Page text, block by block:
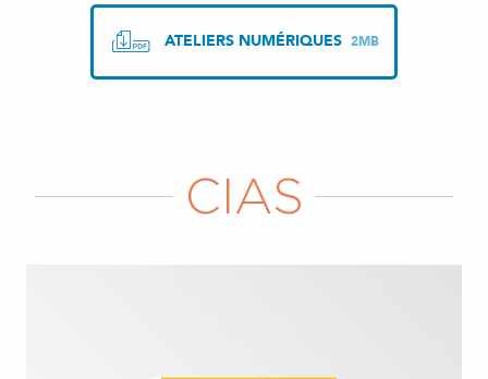
ATELIERS NUMÉRIQUES 2MB
CIAS